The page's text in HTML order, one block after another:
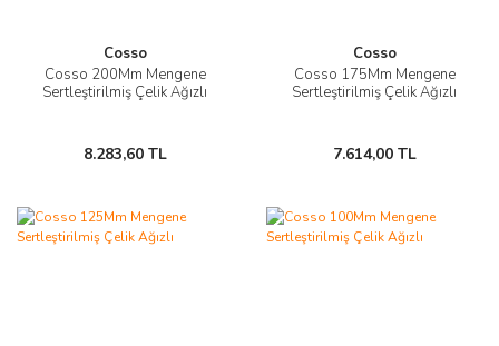
Cosso
Cosso 200Mm Mengene
Sertleştirilmiş Çelik Ağızlı
8.283,60 TL
Cosso
Cosso 175Mm Mengene
Sertleştirilmiş Çelik Ağızlı
7.614,00 TL